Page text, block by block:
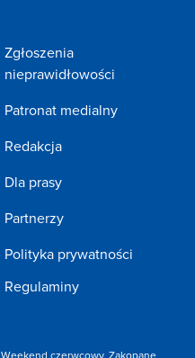
Zgłoszenia
nieprawidłowości
Patronat medialny
Redakcja
Dla prasy
Partnerzy
Polityka prywatności
Regulaminy
Weekend czerwcowy, Zakopane